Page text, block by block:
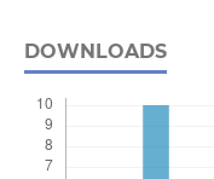
DOWNLOADS